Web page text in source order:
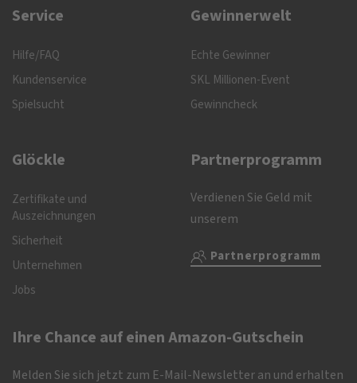
Service
Hilfe/FAQ
Kundenservice
Spielsucht
Glöckle
Zertifikate und
Auszeichnungen
Sicherheit
Unternehmen
Jobs
Gewinnerwelt
Echte Gewinner
SKL Millionen-Event
Gewinncheck
Partnerprogramm
Verdienen Sie Geld mit
unserem
Partnerprogramm
Ihre Chance auf einen Amazon-Gutschein
Melden Sie sich jetzt zum E-Mail-Newsletter an und erhalten